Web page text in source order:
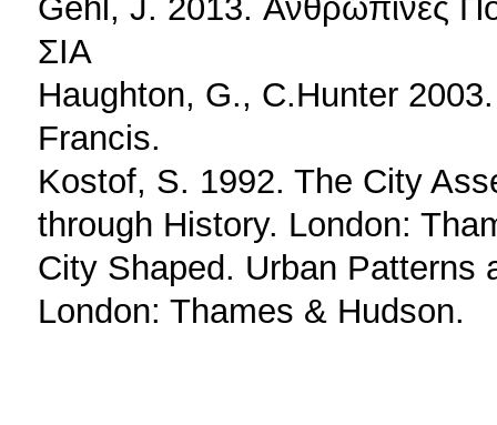
ΣΙΑ
Haughton, G., C.Hunter
Francis.
Kostof, S. 1992. The City
through History. London:
City Shaped. Urban Patterns
London: Thames & Hudson.